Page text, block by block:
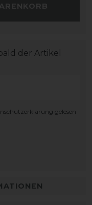
der Artikel
gelesen